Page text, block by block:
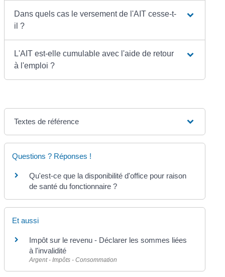
Dans quels cas le versement de l'AIT cesse-t-
il ?
L'AIT est-elle cumulable avec l'aide de retour
à l'emploi ?
Textes de référence
Questions ? Réponses !
Qu'est-ce que la disponibilité d'office pour raison
de santé du fonctionnaire ?
Et aussi
Impôt sur le revenu - Déclarer les sommes liées
à l'invalidité
Argent - Impôts - Consommation